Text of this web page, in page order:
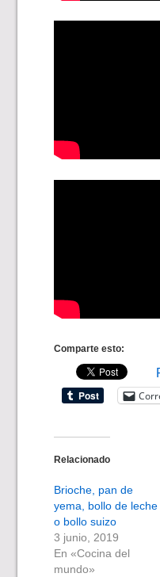
Comparte esto:
Relacionado
Brioche, pan de
yema, bollo de leche
o bollo suizo
3 junio, 2019
En «Cocina del
mundo»